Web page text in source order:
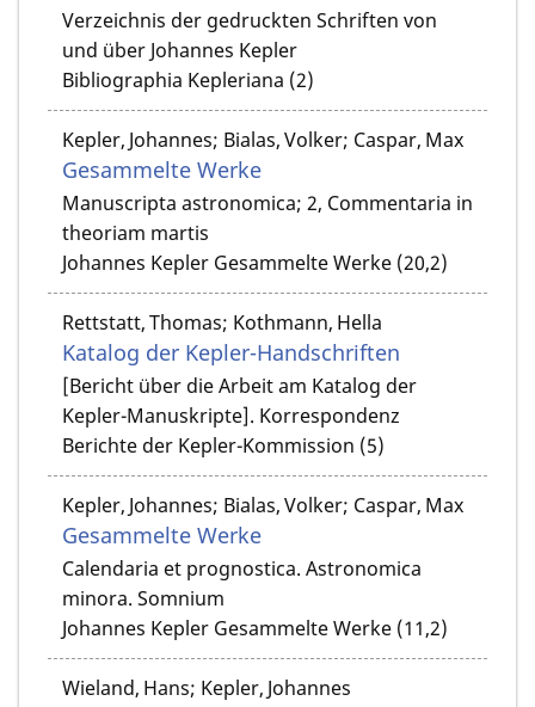
Verzeichnis der gedruckten Schriften von
und über Johannes Kepler
Bibliographia Kepleriana (2)
Kepler, Johannes; Bialas, Volker; Caspar, Max
Gesammelte Werke
Manuscripta astronomica; 2, Commentaria in
theoriam martis
Johannes Kepler Gesammelte Werke (20,2)
Rettstatt, Thomas; Kothmann, Hella
Katalog der Kepler-Handschriften
[Bericht über die Arbeit am Katalog der
Kepler-Manuskripte]. Korrespondenz
Berichte der Kepler-Kommission (5)
Kepler, Johannes; Bialas, Volker; Caspar, Max
Gesammelte Werke
Calendaria et prognostica. Astronomica
minora. Somnium
Johannes Kepler Gesammelte Werke (11,2)
Wieland, Hans; Kepler, Johannes